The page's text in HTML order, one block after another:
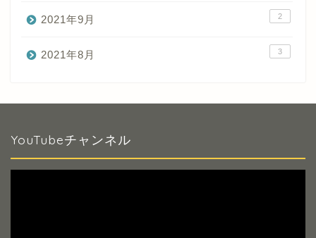
2021年9月 2
2021年8月 3
YouTubeチャンネル